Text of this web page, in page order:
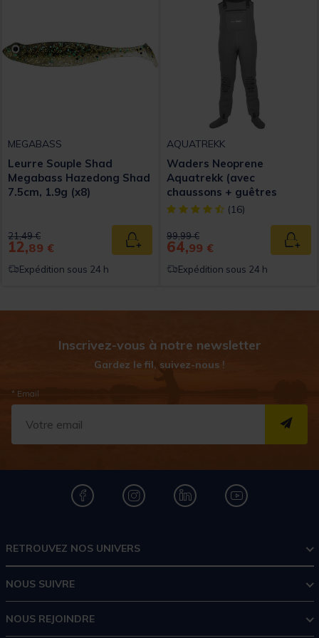
MEGABASS
Leurre Souple Shad
Megabass Hazedong Shad
7.5cm, 1.9g (x8)
Price reduced from
21,49 €to
12,89 € Ajouter au panier
Expédition sous 24 h
AQUATREKK
Waders Neoprene
Aquatrekk (avec
chaussons + guêtres
intégrées)
[object Object] out of 5
(16)
Price reduced from
99,99 €to
64,99 €
Expédition sous 24 h
Inscrivez-vous à notre newsletter
Gardez le fil, suivez-nous !
* Email
RETROUVEZ NOS UNIVERS
NOUS SUIVRE
NOUS REJOINDRE